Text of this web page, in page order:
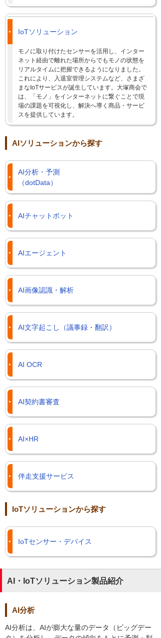
IoTソリューション
モノに取り付けたセンサーを活用し、インター
ネット経由で離れた場所からでもモノの状態を
リアルタイムに把握できるようになりました。
これにより、入退室管理システムなど、さまざ
まなIoTサービスが誕生しています。大塚商会で
は、「モノ」をインターネットに繋ぐことで現
場の課題を可視化し、解決へ導く商品・サービ
スを提供しています。
AIソリューションから探す
AI分析・予測
（dotData）
AIチャットボット
AIエージェント
AI画像認識・解析
AI文字起こし（議事録・翻訳）
AI OCR
AI契約書審査
AI×HR
伴走支援サービス
IoTソリューションから探す
IoTセンサー・デバイス
AI・IoTソリューション製品紹介
AI分析
AI分析は、AIが膨大な量のデータ（ビッグデー